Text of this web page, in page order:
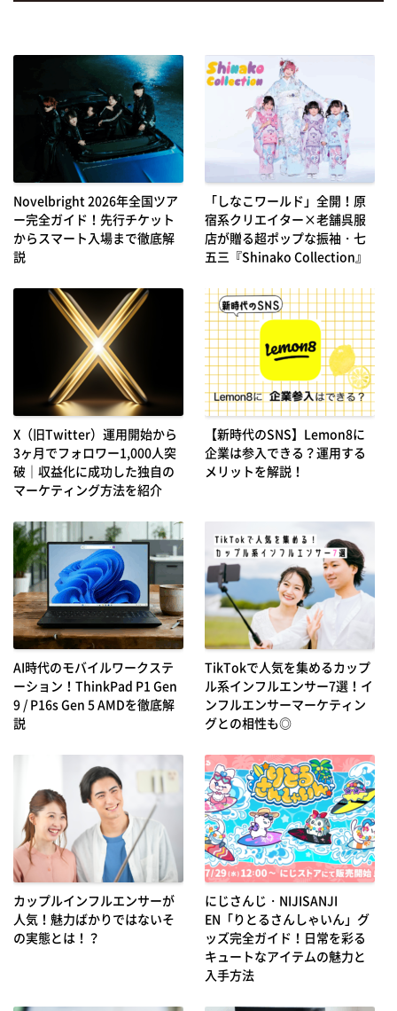
Novelbright 2026年全国ツア
ー完全ガイド！先行チケット
からスマート入場まで徹底解
説
「しなこワールド」全開！原
宿系クリエイター×老舗呉服
店が贈る超ポップな振袖・七
五三『Shinako Collection』
X（旧Twitter）運用開始から
3ヶ月でフォロワー1,000人突
破｜収益化に成功した独自の
マーケティング方法を紹介
【新時代のSNS】Lemon8に
企業は参入できる？運用する
メリットを解説！
AI時代のモバイルワークステ
ーション！ThinkPad P1 Gen
9 / P16s Gen 5 AMDを徹底解
説
TikTokで人気を集めるカップ
ル系インフルエンサー7選！イ
ンフルエンサーマーケティン
グとの相性も◎
カップルインフルエンサーが
人気！魅力ばかりではないそ
の実態とは！？
にじさんじ・NIJISANJI
EN「りとるさんしゃいん」グ
ッズ完全ガイド！日常を彩る
キュートなアイテムの魅力と
入手方法